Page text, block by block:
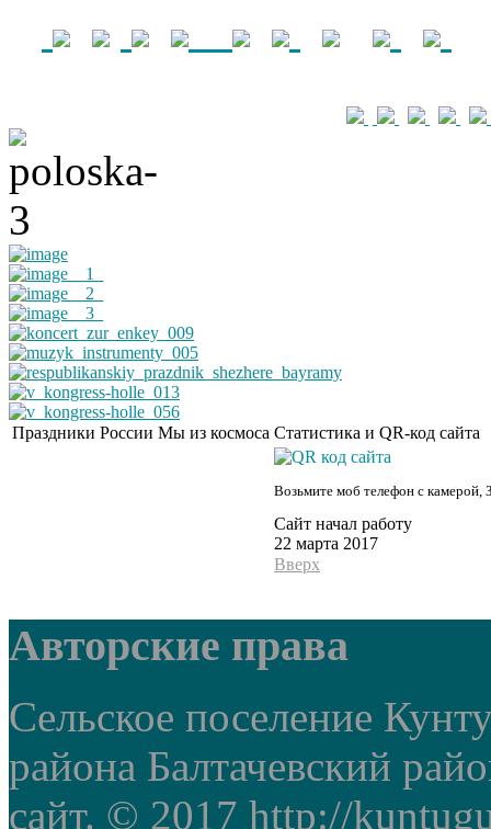
Праздники России Мы из космоса Статистика и QR-код сайта
Возьмите моб телефон с камерой,
Сайт начал работу
22 марта 2017
Вверх
Авторские права
Сельское поселение
района Балтачевский
сайт. © 2017 http://